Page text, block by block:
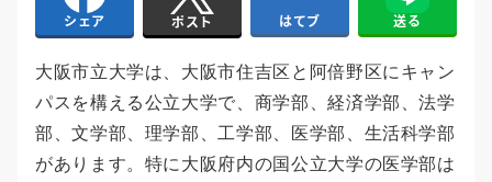
シェア ポスト はてブ 送る
大阪市立大学は、大阪市住吉区と阿倍野区にキャン
パスを構える公立大学で、商学部、経済学部、法学
部、文学部、理学部、工学部、医学部、生活科学部
があります。特に大阪府内の国公立大学の医学部は